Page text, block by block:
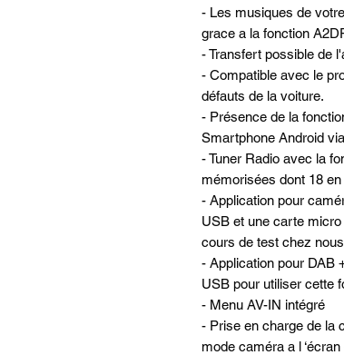
- Les musiques de
grace a la fonction
- Transfert possible de
- Compatible avec le
défauts de la voiture.
- Présence de la
Smartphone Android
- Tuner Radio avec la
mémorisées dont 18 en
- Application pour
USB et une carte
cours de test chez
- Application pour DAB
USB pour utiliser cette
- Menu AV-IN intégré
- Prise en charge de la
mode caméra a l